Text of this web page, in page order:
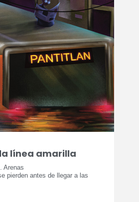
línea amarilla
Arenas
pierden antes de llegar a las